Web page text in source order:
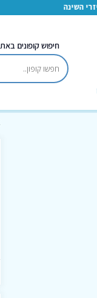
השינה
חיפוש קופונים